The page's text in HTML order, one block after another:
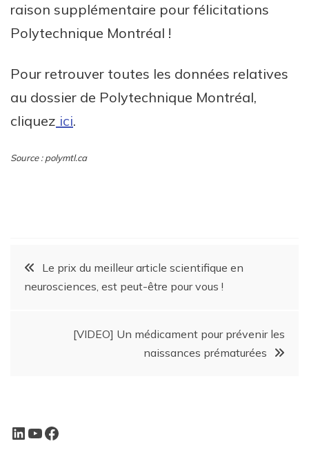
raison supplémentaire pour félicitations
Polytechnique Montréal !
Pour retrouver toutes les données relatives
au dossier de Polytechnique Montréal,
cliquez ici.
Source : polymtl.ca
Le prix du meilleur article scientifique en
neurosciences, est peut-être pour vous !
[VIDEO] Un médicament pour prévenir les
naissances prématurées